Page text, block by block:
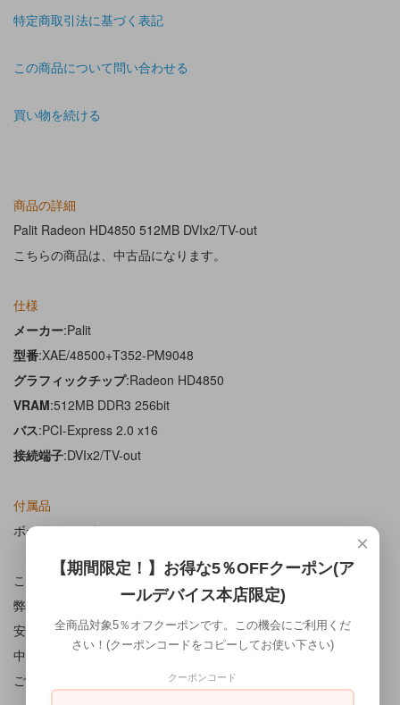
特定商取引法に基づく表記
この商品について問い合わせる
買い物を続ける
商品の詳細
Palit Radeon HD4850 512MB DVIx2/TV-out
こちらの商品は、中古品になります。
仕様
メーカー:Palit
型番:XAE/48500+T352-PM9048
グラフィックチップ:Radeon HD4850
VRAM:512MB DDR3 256bit
バス:PCI-Express 2.0 x16
接続端子:DVIx2/TV-out
付属品
ボードのみです。
こちらの商品は中古品になります。
弊社にて動作チェック及び耐久テストを実施しておりますので、
安心してご利用いただけます。
中古品となりますのである程度の使用感がございます。
ご理解のうえお買い求めください。
×
【期間限定！】お得な5％OFFクーポン(ア
ールデバイス本店限定)
全商品対象5％オフクーポンです。この機会にご利用くだ
さい！(クーポンコードをコピーしてお使い下さい)
クーポンコード